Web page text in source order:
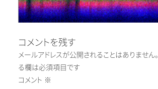
コメントを残す
メールアドレスが公開されることはありません。
る欄は必須項目です
コメント ※